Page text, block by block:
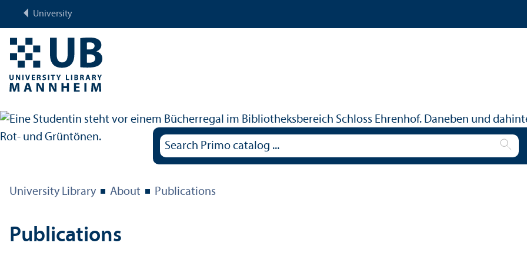
University
University Library About Publications
Publications